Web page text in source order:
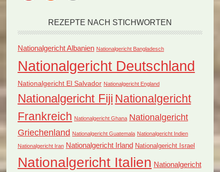
REZEPTE NACH STICHWORTEN
Nationalgericht Albanien Nationalgericht Bangladesch
Nationalgericht Deutschland
Nationalgericht El Salvador Nationalgericht England
Nationalgericht Fiji Nationalgericht
Frankreich Nationalgericht Ghana Nationalgericht
Griechenland Nationalgericht Guatemala Nationalgericht Indien
Nationalgericht Iran Nationalgericht Irland Nationalgericht Israel
Nationalgericht Italien Nationalgericht